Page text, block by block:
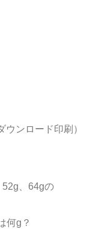
ンロード印刷）
、64gの
何g？